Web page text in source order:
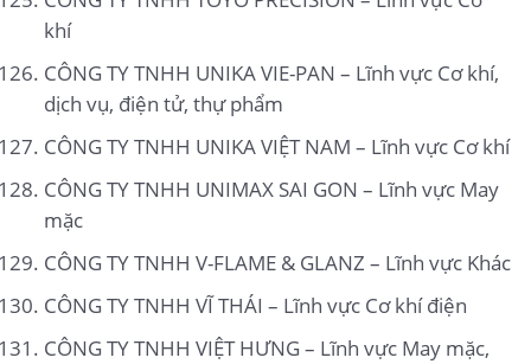
khí
CÔNG TY TNHH UNIKA VIE-PAN – Lĩnh vực Cơ khí,
dịch vụ, điện tử, thự phẩm
CÔNG TY TNHH UNIKA VIỆT NAM – Lĩnh vực Cơ khí
CÔNG TY TNHH UNIMAX SAI GON – Lĩnh vực May
mặc
CÔNG TY TNHH V-FLAME & GLANZ – Lĩnh vực Khác
CÔNG TY TNHH VĨ THÁI – Lĩnh vực Cơ khí điện
CÔNG TY TNHH VIỆT HƯNG – Lĩnh vực May mặc,